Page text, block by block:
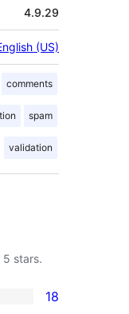
4.9.29
(US)
comments
spam
validation
stars.
18